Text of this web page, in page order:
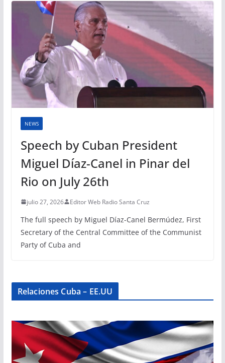
NEWS
Speech by Cuban President
Miguel Díaz-Canel in Pinar del
Rio on July 26th
julio 27, 2026 Editor Web Radio Santa Cruz
The full speech by Miguel Díaz-Canel Bermúdez, First
Secretary of the Central Committee of the Communist
Party of Cuba and
Relaciones Cuba – EE.UU